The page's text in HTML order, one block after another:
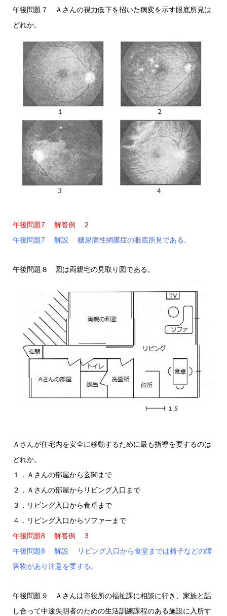
午後問題７ Ａさんの視力低下を招いた病変を示す眼底所見は
どれか。
午後問題7 解答例 2
午後問題7 解説 糖尿病性網膜症の眼底所見である。
午後問題８ 図は両親宅の見取り図である。
Ａさんが住宅内を安全に移動するために最も指導を要するのは
どれか。
１．Ａさんの部屋から玄関まで
２．Ａさんの部屋からリビング入口まで
３．リビング入口から食卓まで
４．リビング入口からソファーまで
午後問題8 解答例 3
午後問題8 解説 リビング入口から食堂までは椅子などの障
害物があり注意を要する。
午後問題９ Ａさんは市役所の福祉課に相談に行き、家族と話
し合って中途失明者のための生活訓練課程のある施設に入所す